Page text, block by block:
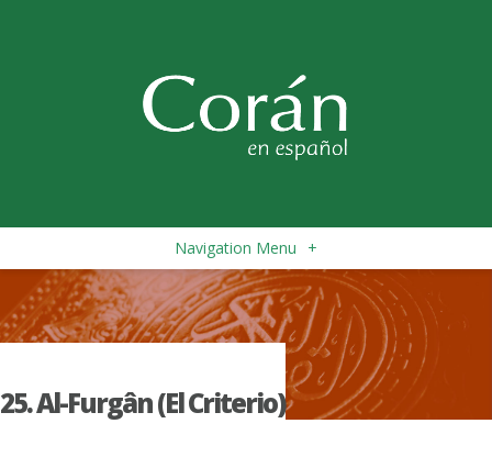
Navigation Menu +
25. Al-Furgân (El Criterio)